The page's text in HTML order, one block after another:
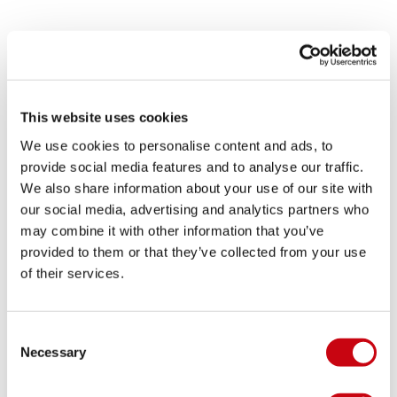
This website uses cookies
We use cookies to personalise content and ads, to
provide social media features and to analyse our traffic.
We also share information about your use of our site with
our social media, advertising and analytics partners who
may combine it with other information that you’ve
provided to them or that they’ve collected from your use
of their services.
Selection
Necessary